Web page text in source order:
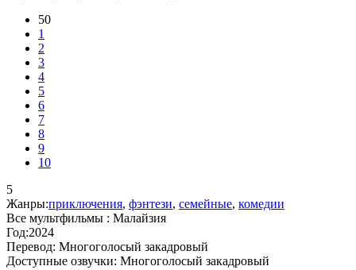
50
1
2
3
4
5
6
7
8
9
10
5
Жанры:приключения, фэнтези, семейные, комедии
Все мультфильмы : Малайзия
Год:2024
Перевод: Многоголосый закадровый
Доступные озвучки: Многоголосый закадровый